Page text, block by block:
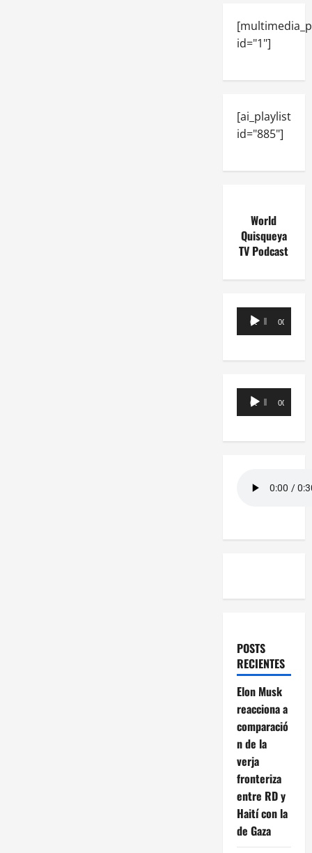
id="1"]
[ai_playlist
id="885"]
World
Quisqueya
TV Podcast
Reproductor
de
00:00 00:00
Reproductor
de
00:00 00:00
POSTS
RECIENTES
Elon Musk
reacciona a
comparació
n de la
verja
fronteriza
entre RD y
Haití con la
de Gaza